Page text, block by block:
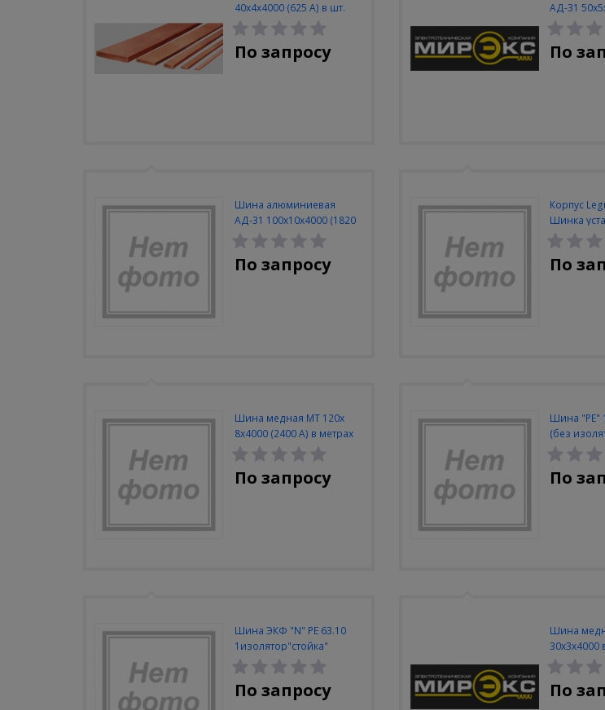
40х4х4000 (625 А) в шт.
По запросу
АД-31
метрах
По
Шина алюминиевая
АД-31 100х10х4000 (1820
А) в метрах
По запросу
Корпус
Шинка
автоматов
По
Шина медная МТ 120х
8х4000 (2400 А) в метрах
По запросу
Шина "PE"
(без
По
Шина ЭКФ "N" PE 63.10
1изолятор"стойка"
По запросу
Шина
30х3х4000
По